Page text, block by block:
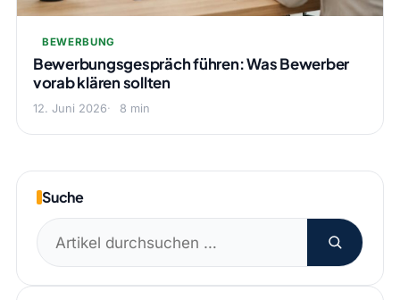
BEWERBUNG
Bewerbungsgespräch führen: Was Bewerber
vorab klären sollten
12. Juni 2026 8 min
Suche
Suchen
nach: